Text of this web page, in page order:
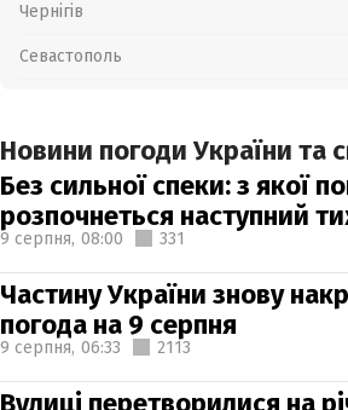
Чернігів
Севастополь
Новини погоди України та
Без сильної спеки: з якої
розпочнеться наступний
9 серпня, 08:00 331
Частину України знову
погода на 9 серпня
9 серпня, 06:33 2113
Вулиці перетворилися на